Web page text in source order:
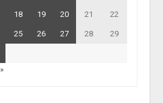
18 19 20 21 22
25 26 27 28 29